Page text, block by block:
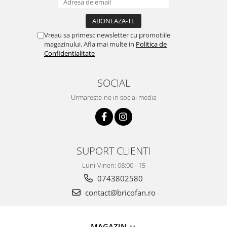
Instalatii de Craciun
Instalatii liniare si role de furtun
Instalatii liniare/sir
Instalatii perdea
Instalatii turturi-franjuri
Turturi/Franjuri 220V
Balamale si zavoare
Broaste si clante
Vreau sa primesc newsletter cu promotiile
magazinului. Afla mai multe in Politica de
Confidentialitate
SOCIAL
Urmareste-ne in social media
SUPORT CLIENTI
Luni-Vineri: 08:00 - 15
0743802580
contact@bricofan.ro